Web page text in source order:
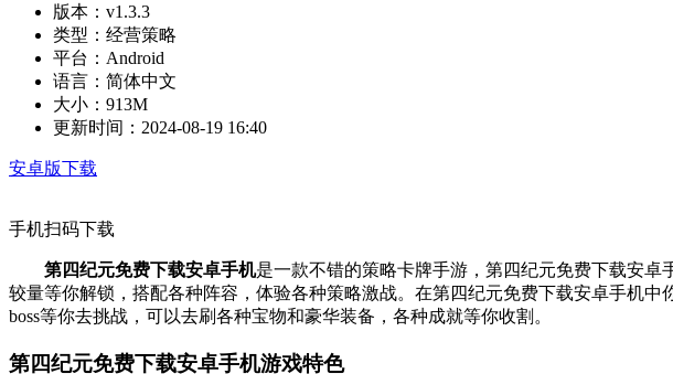
版本： v1.3.3
类型： 经营策略
平台： Android
语言： 简体中文
大小： 913M
更新时间： 2024-08-19 16:40
安卓版下载
手机扫码下载
第四纪元免费下载安卓手机是一款不错的策略卡牌手游，第四纪元免费下载安
较量等你解锁，搭配各种阵容，体验各种策略激战。在第四纪元免费下载安卓手机
boss等你去挑战，可以去刷各种宝物和豪华装备，各种成就等你收割。
第四纪元免费下载安卓手机游戏特色